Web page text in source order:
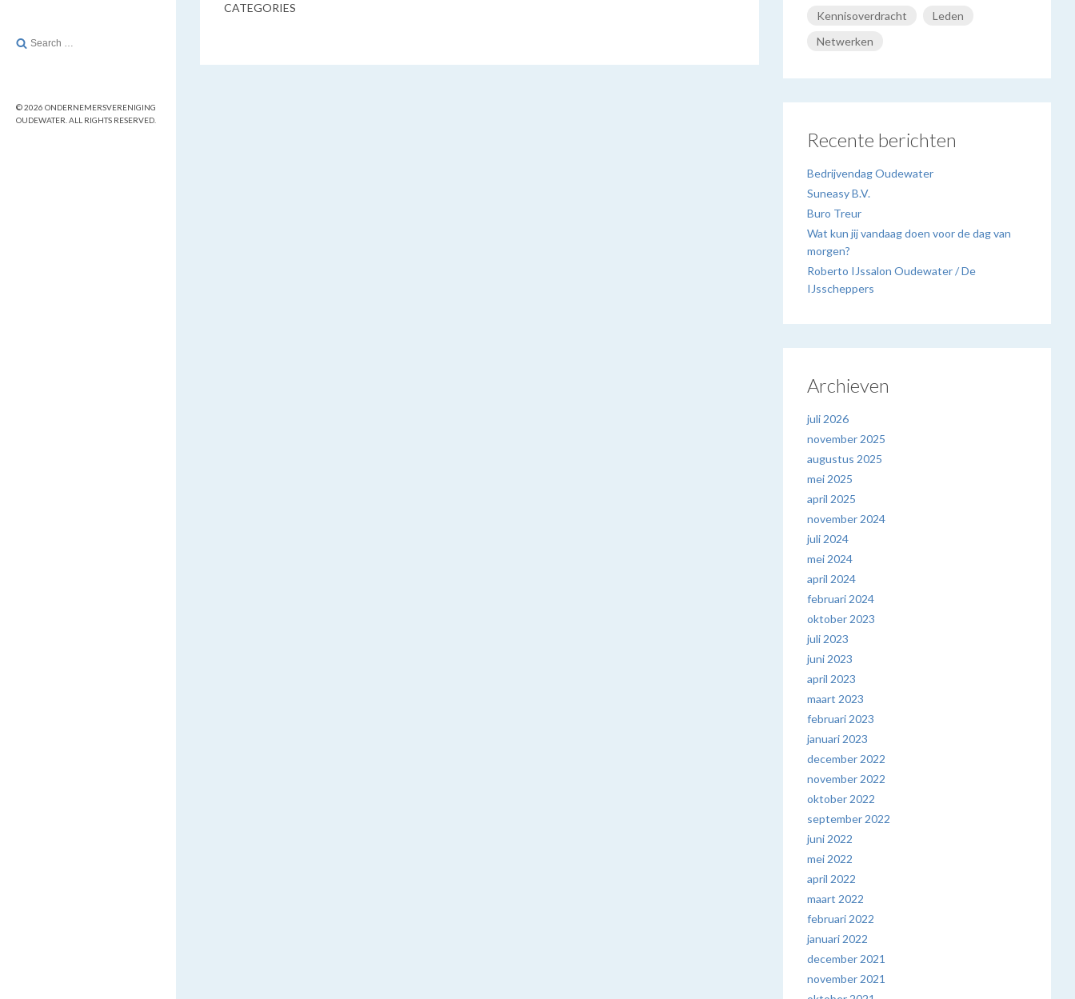
Search
© 2026 ONDERNEMERSVERENIGING
OUDEWATER. ALL RIGHTS RESERVED.
CATEGORIES
Kennisoverdracht
Leden
Netwerken
Recente berichten
Bedrijvendag Oudewater
Suneasy B.V.
Buro Treur
Wat kun jij vandaag doen voor de dag van
morgen?
Roberto IJssalon Oudewater / De
IJsscheppers
Archieven
juli 2026
november 2025
augustus 2025
mei 2025
april 2025
november 2024
juli 2024
mei 2024
april 2024
februari 2024
oktober 2023
juli 2023
juni 2023
april 2023
maart 2023
februari 2023
januari 2023
december 2022
november 2022
oktober 2022
september 2022
juni 2022
mei 2022
april 2022
maart 2022
februari 2022
januari 2022
december 2021
november 2021